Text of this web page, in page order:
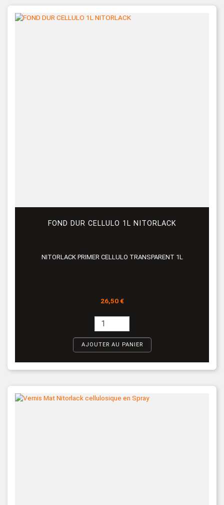
FOND DUR CELLULO 1L NITORLACK
NITORLACK PRIMER CELLULO TRANSPARENT 1L
Prix
26,50 €
AJOUTER AU PANIER